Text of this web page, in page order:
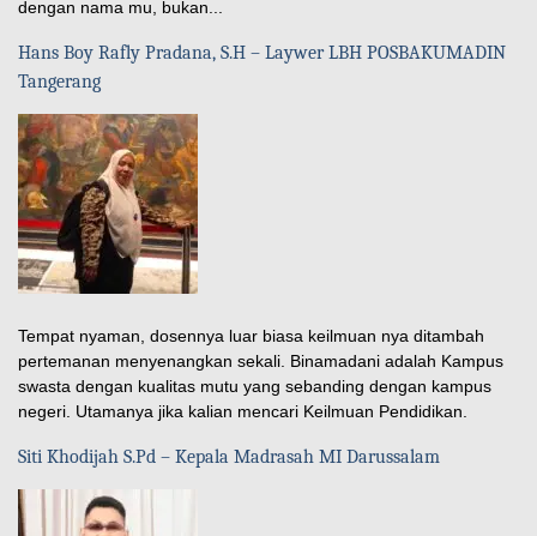
dengan nama mu, bukan...
Hans Boy Rafly Pradana, S.H – Laywer LBH POSBAKUMADIN
Tangerang
Tempat nyaman, dosennya luar biasa keilmuan nya ditambah
pertemanan menyenangkan sekali. Binamadani adalah Kampus
swasta dengan kualitas mutu yang sebanding dengan kampus
negeri. Utamanya jika kalian mencari Keilmuan Pendidikan.
Siti Khodijah S.Pd – Kepala Madrasah MI Darussalam